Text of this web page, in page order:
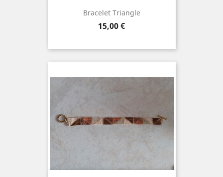
Bracelet Triangle
Prix
15,00 €